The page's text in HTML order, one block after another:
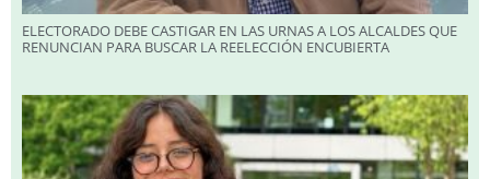
ELECTORADO DEBE CASTIGAR EN LAS URNAS A LOS ALCALDES QUE
RENUNCIAN PARA BUSCAR LA REELECCIÓN ENCUBIERTA